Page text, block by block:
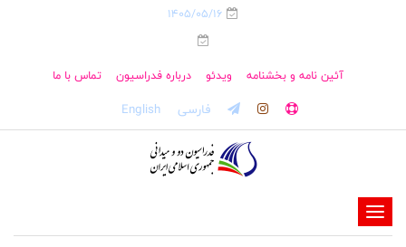
1405/05/16
آئین نامه و بخشنامه ویدئو درباره فدراسیون تماس با ما
فارسی English
-
-